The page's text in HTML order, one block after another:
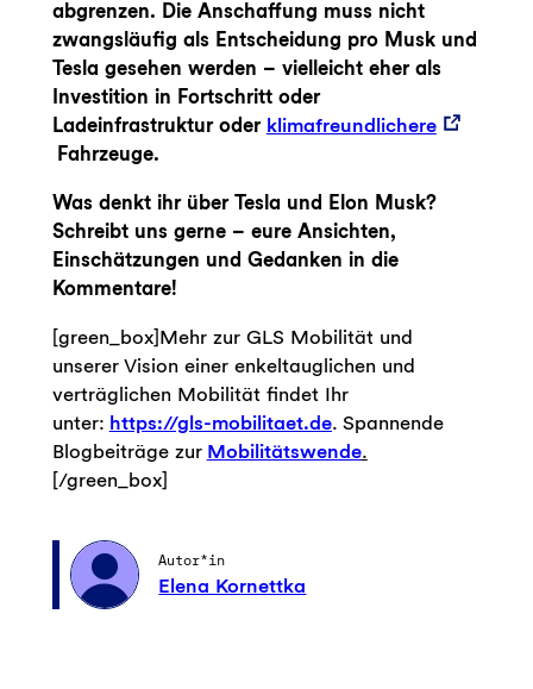
abgrenzen. Die Anschaffung muss nicht
zwangsläufig als Entscheidung pro Musk und
Tesla gesehen werden – vielleicht eher als
Investition in Fortschritt oder
Ladeinfrastruktur oder klimafreundlichere
Fahrzeuge.
Was denkt ihr über Tesla und Elon Musk?
Schreibt uns gerne – eure Ansichten,
Einschätzungen und Gedanken in die
Kommentare!
[green_box]Mehr zur GLS Mobilität und
unserer Vision einer enkeltauglichen und
verträglichen Mobilität findet Ihr
unter: https://gls-mobilitaet.de. Spannende
Blogbeiträge zur Mobilitätswende.
[/green_box]
Autor*in
Elena Kornettka